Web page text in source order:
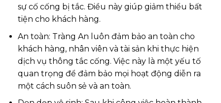
sự cố cống bị tắc. Điều này giúp giảm thiểu bất
tiện cho khách hàng.
An toàn: Tràng An luôn đảm bảo an toàn cho
khách hàng, nhân viên và tài sản khi thực hiện
dịch vụ thông tắc cống. Việc này là một yếu tố
quan trọng để đảm bảo mọi hoạt động diễn ra
một cách suôn sẻ và an toàn.